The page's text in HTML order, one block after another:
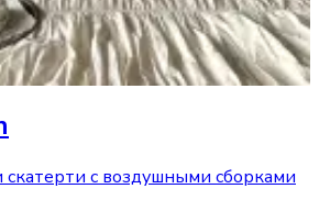
скатерти с воздушными сборками